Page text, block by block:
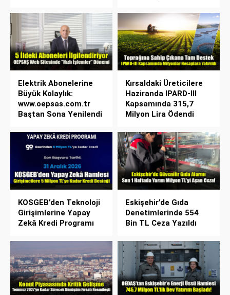
Elektrik Abonelerine
Büyük Kolaylık:
www.oepsas.com.tr
Baştan Sona Yenilendi
Kırsaldaki Üreticilere
Haziranda IPARD-III
Kapsamında 315,7
Milyon Lira Ödendi
KOSGEB’den Teknoloji
Girişimlerine Yapay
Zekâ Kredi Programı
Eskişehir’de Gıda
Denetimlerinde 554
Bin TL Ceza Yazıldı